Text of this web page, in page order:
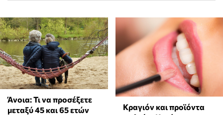
Άνοια: Τι να προσέξετε
μεταξύ 45 και 65 ετών
Κραγιόν και προϊόντα